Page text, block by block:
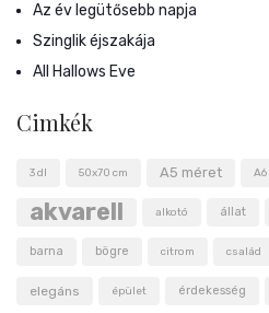
Az év legütősebb napja
Szinglik éjszakája
All Hallows Eve
Cimkék
3 dl 50x70 cm A5 méret
akvarell alkotó állat
barna bögre citrom család
elegáns épület érdekesség